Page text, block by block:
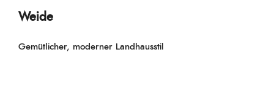
Weide
Gemütlicher, moderner Landhausstil